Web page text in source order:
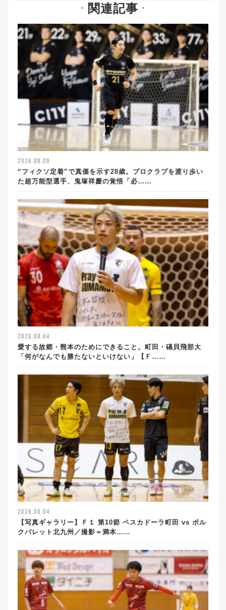
▼ 関連記事 ▼
2026.08.08
“フィクソ定着”で真価を示す28歳。プロクラブを渡り歩い
た超万能型選手、鬼塚祥慶の覚悟「必……
2026.08.04
愛する故郷・熊本のためにできること。町田・礒貝飛那大
「何がなんでも勝たないといけない」【Ｆ……
2026.08.04
【写真ギャラリー】Ｆ１ 第10節 ペスカドーラ町田 vs ボル
クバレット北九州／撮影＝満本……